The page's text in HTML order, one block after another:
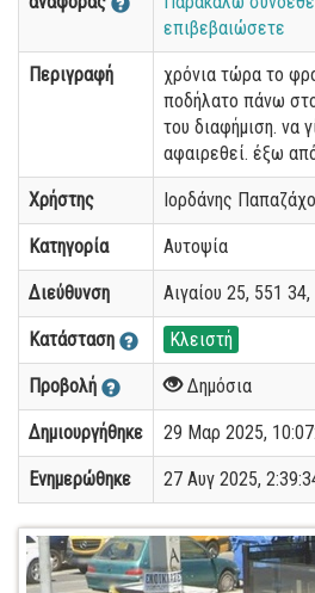
επιβεβαιώσετε
Περιγραφή
χρόνια τώρα το
ποδήλατο πάνω
του διαφήμιση. να
αφαιρεθεί. έξω
Χρήστης Ιορδάνης
Κατηγορία Αυτοψία
Διεύθυνση Αιγαίου 25, 551
Κατάσταση Κλειστή
Προβολή Δημόσια
Δημιουργήθηκε 29 Μαρ 2025,
Ενημερώθηκε 27 Αυγ 2025,